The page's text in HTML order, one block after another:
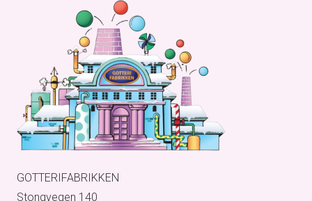
GOTTERIFABRIKKEN
Stongvegen 140